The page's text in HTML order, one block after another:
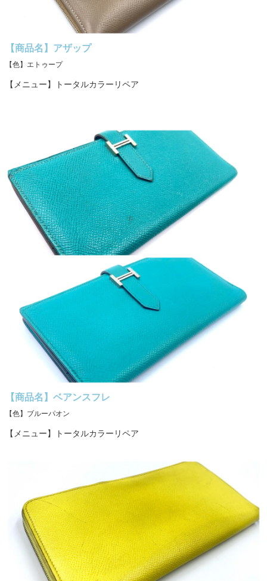
【商品名】アザップ
【色】エトゥープ
【メニュー】トータルカラーリペア
【商品名】ベアンスフレ
【色】ブルーパオン
【メニュー】トータルカラーリペア